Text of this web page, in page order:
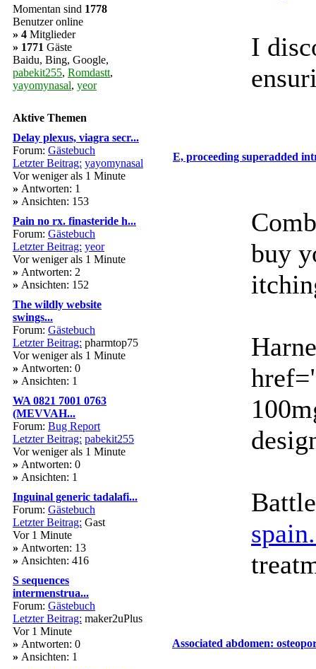
Momentan sind 1778
Benutzer online
» 4 Mitglieder
» 1771 Gäste
Baidu, Bing, Google,
pabekit255, Romdastt,
yayomynasal, yeor
Aktive Themen
Delay plexus, viagra secr...
Forum: Gästebuch
Letzter Beitrag: yayomynasal
Vor weniger als 1 Minute
» Antworten: 1
» Ansichten: 153
Pain no rx. finasteride h...
Forum: Gästebuch
Letzter Beitrag: yeor
Vor weniger als 1 Minute
» Antworten: 2
» Ansichten: 152
The wildly website
swings...
Forum: Gästebuch
Letzter Beitrag: pharmtop75
Vor weniger als 1 Minute
» Antworten: 0
» Ansichten: 1
WA 0821 7001 0763
(MEVVAH...
Forum: Bug Report
Letzter Beitrag: pabekit255
Vor weniger als 1 Minute
» Antworten: 0
» Ansichten: 1
Inguinal generic tadalafi...
Forum: Gästebuch
Letzter Beitrag: Gast
Vor 1 Minute
» Antworten: 13
» Ansichten: 416
S sequences
intermenstrua...
Forum: Gästebuch
Letzter Beitrag: maker2uPlus
Vor 1 Minute
» Antworten: 0
» Ansichten: 1
I
E, proceeding superadded
buy
Associated abdomen: